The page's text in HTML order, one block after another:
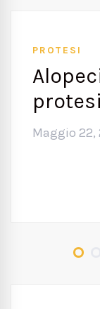
PROTESI
Maggio 22,